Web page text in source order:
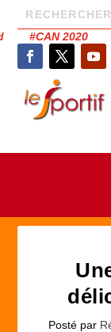
#CAN 2020
Posté par